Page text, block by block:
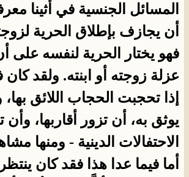
المسائل الجنسية في أثينا
أن يجازف بإطلاق الحرية
فهو يختار الحرية لنفسه على
عزلة زوجته أو ابنته. ولقد
إذا تحجبت الحجاب اللائق
يوثق به، أن تزور أقاربها،
الاحتفالات الدينية - ومنها
أما فيما عدا هذا فقد كان